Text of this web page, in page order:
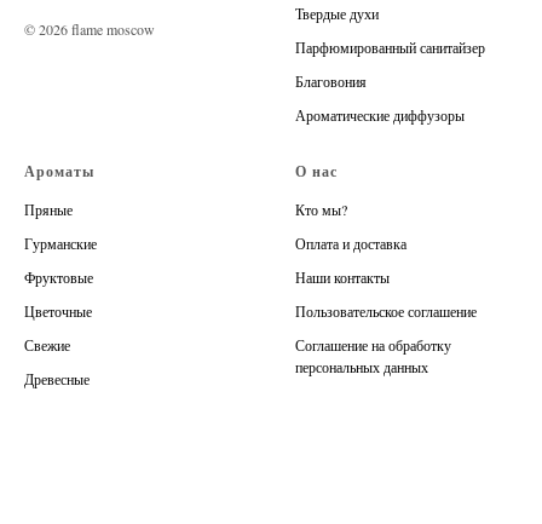
© 2026 flame moscow
Твердые духи
Парфюмированный санитайзер
Благовония
Ароматические диффузоры
Ароматы
Пряные
Гурманские
Фруктовые
Цветочные
Свежие
Древесные
О нас
Кто мы?
Оплата и доставка
Наши контакты
Пользовательское соглашение
Соглашение на обработку
персональных данных